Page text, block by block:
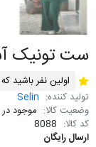
ست تونیک
اولین نفر باشید
تولید کننده: Selin
وضعیت کالا: موجود در
کد کالا: 8088
ارسال رایگان